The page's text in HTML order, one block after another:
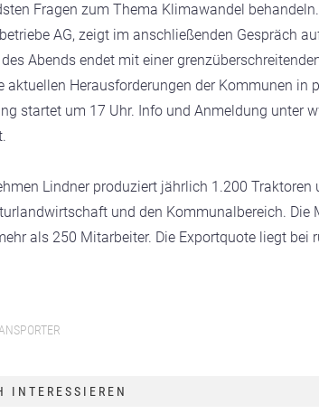
Fragen zum Thema Klimawandel
AG, zeigt im anschließenden Gespräch
Abends endet mit einer
aktuellen Herausforderungen der Kommunen
startet um 17 Uhr. Info und Anmeldung unter
Lindner produziert jährlich 1.200
und den Kommunalbereich. Die
als 250 Mitarbeiter. Die Exportquote liegt bei
INTERESSIEREN